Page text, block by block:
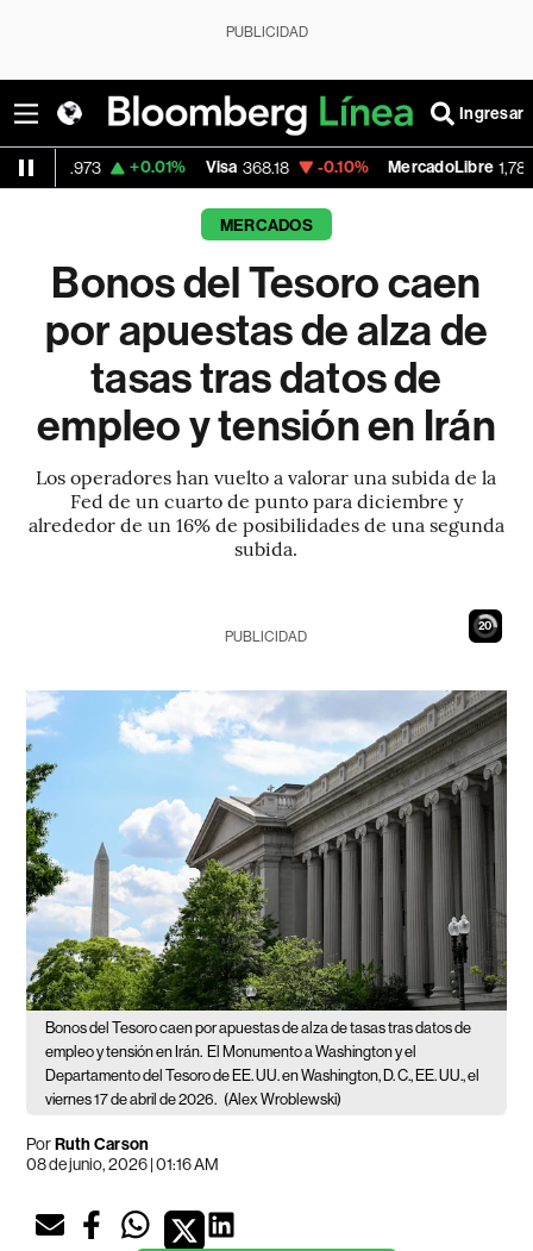
PUBLICIDAD
Ingresar
+0.01% Visa 368.18 -0.10% MercadoLibre 1,784.07 -
MERCADOS
Bonos del Tesoro caen
por apuestas de alza de
tasas tras datos de
empleo y tensión en Irán
Los operadores han vuelto a valorar una subida de la
Fed de un cuarto de punto para diciembre y
alrededor de un 16% de posibilidades de una segunda
subida.
19
PUBLICIDAD
Bonos del Tesoro caen por apuestas de alza de tasas tras datos de
empleo y tensión en Irán. El Monumento a Washington y el
Departamento del Tesoro de EE. UU. en Washington, D. C., EE. UU., el
viernes 17 de abril de 2026. (Alex Wroblewski)
PorRuth Carson
08 de junio, 2026 | 01:16 AM